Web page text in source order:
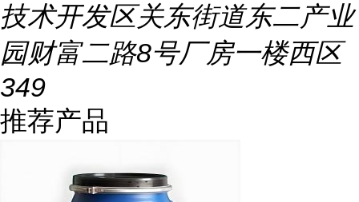
技术开发区关东街道东二产业
园财富二路8号厂房一楼西区
349
推荐产品